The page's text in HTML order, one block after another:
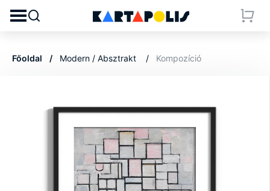
Főoldal Modern / Absztrakt Kompozíció